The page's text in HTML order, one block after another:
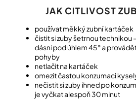
JAK CITLIVOST
používat měkký zubní kartáček
čistit si zuby šetrnou technikou
dásni pod úhlem 45° a
pohyby
netlačit na kartáček
omezit častou konzumaci
nečistit si zuby ihned po
je vyčkat alespoň 30 minut